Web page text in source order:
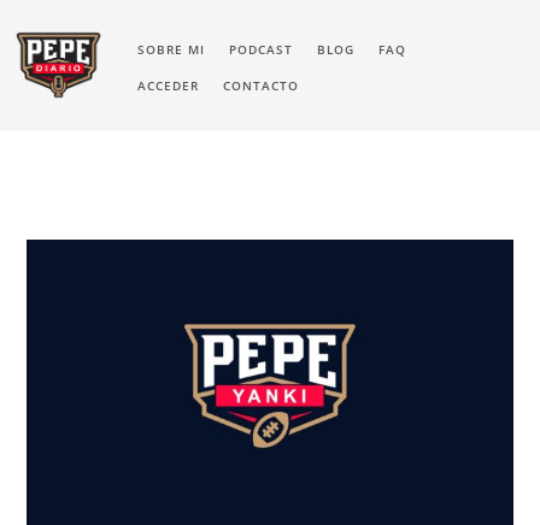
SOBRE MI PODCAST BLOG FAQ
ACCEDER CONTACTO